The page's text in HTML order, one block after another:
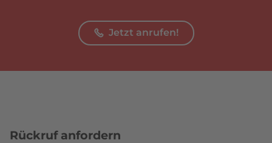
Jetzt anrufen!
Rückruf anfordern